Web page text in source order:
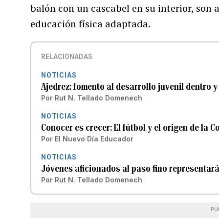
balón con un cascabel en su interior, son
educación física adaptada.
RELACIONADAS
NOTICIAS
Ajedrez: fomento al desarrollo juvenil dentro
Por Rut N. Tellado Domenech
NOTICIAS
Conocer es crecer: El fútbol y el origen de la
Por El Nuevo Día Educador
NOTICIAS
Jóvenes aficionados al paso fino
Por Rut N. Tellado Domenech